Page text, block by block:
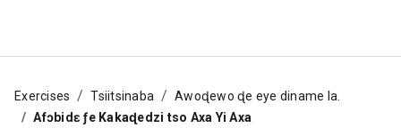
Exercises Tsiitsinaba
Awoɖewo ɖe eye diname la.
Afɔbidɛ ƒe Kakaɖedzi tso Axa Yi Axa